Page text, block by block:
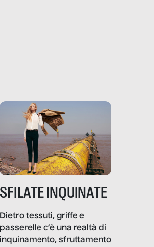
SFILATE INQUINATE
Dietro tessuti, griffe e
passerelle c’è una realtà di
inquinamento, sfruttamento